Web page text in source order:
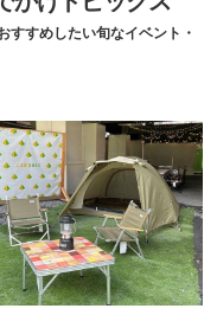
すすめしたい旬なイベント・